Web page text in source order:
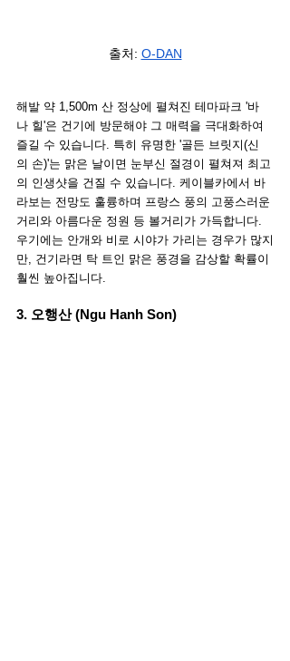
출처: O-DAN
해발 약 1,500m 산 정상에 펼쳐진 테마파크 '바
나 힐'은 건기에 방문해야 그 매력을 극대화하여
즐길 수 있습니다. 특히 유명한 '골든 브릿지(신
의 손)'는 맑은 날이면 눈부신 절경이 펼쳐져 최고
의 인생샷을 건질 수 있습니다. 케이블카에서 바
라보는 전망도 훌륭하며 프랑스 풍의 고풍스러운
거리와 아름다운 정원 등 볼거리가 가득합니다.
우기에는 안개와 비로 시야가 가리는 경우가 많지
만, 건기라면 탁 트인 맑은 풍경을 감상할 확률이
훨씬 높아집니다.
3. 오행산 (Ngu Hanh Son)